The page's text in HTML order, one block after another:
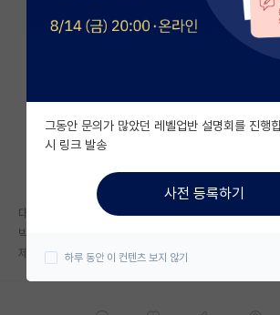
베스트 게시판
자유 게시판(아무개랩)
미국 유학 게시판
미국 대학원 합격 후기 게시판
대학원생 모집 게시판
연구실(PI) 홍보 게시판
대학원대통령과학장학금 서류 합격하신 분들 스펙이
박사재학으로 주저자 5편, 공저자 1편 (6편 다 SCI
제출했는데 서류 불합이네요.........
그동안 문의가 많았던 레벨업반 설명회를 진행
시 링크 발송
사전 등록하기
하루 동안 이 컨텐츠 보지 않기